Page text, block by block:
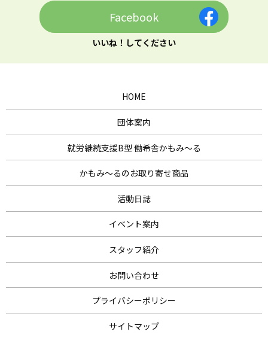
Facebook
いいね！してください
HOME
団体案内
就労継続支援B型 働希舎かもみ～る
かもみ～るのお取り寄せ商品
活動日誌
イベント案内
スタッフ紹介
お問い合わせ
プライバシーポリシー
サイトマップ